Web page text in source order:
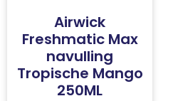
Airwick
Freshmatic Max
navulling
Tropische Mango
250ML